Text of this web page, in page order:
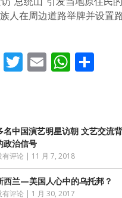
人在周边道路举牌并设置路
LinkedIn
Twitter
Email
名中国演艺明星访朝 文艺交流
政治信号
有评论 | 11 月 7, 2018
西兰—美国人心中的乌托邦？
有评论 | 1 月 30, 2017